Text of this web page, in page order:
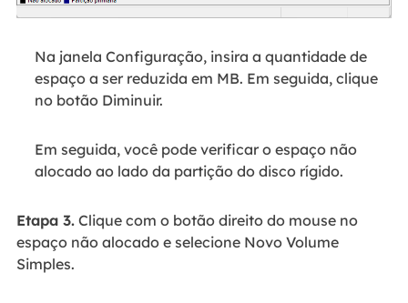
Na janela Configuração, insira a quantidade de
espaço a ser reduzida em MB. Em seguida, clique
no botão Diminuir.
Em seguida, você pode verificar o espaço não
alocado ao lado da partição do disco rígido.
Etapa 3.Clique com o botão direito do mouse no
espaço não alocado e selecione Novo Volume
Simples.